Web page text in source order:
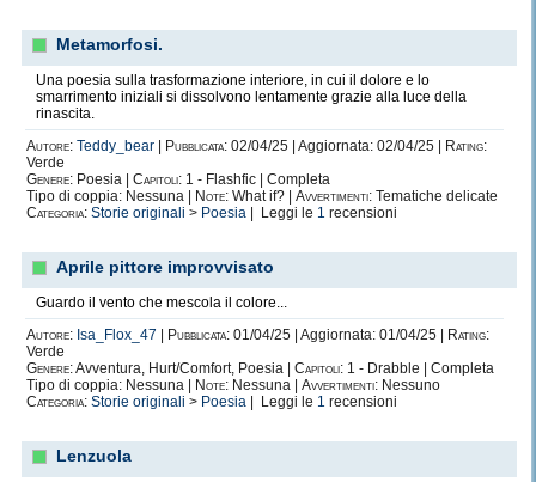
Metamorfosi.
Una poesia sulla trasformazione interiore, in cui il dolore e lo
smarrimento iniziali si dissolvono lentamente grazie alla luce della
rinascita.
Autore: Teddy_bear Pubblicata: 02/04/25 | Aggiornata: 02/04/25 |
Rating:
Verde
Genere: Poesia | Capitoli: 1 - Flashfic | Completa
Tipo di coppia: Nessuna |
Note: What if? | Avvertimenti: Tematiche delicate
Categoria: Storie originali > Poesia | Leggi le 1 recensioni
Aprile pittore improvvisato
Guardo il vento che mescola il colore...
Autore: Isa_Flox_47 Pubblicata: 01/04/25 | Aggiornata: 01/04/25 |
Rating:
Verde
Genere:Avventura, Hurt/Comfort, Poesia | Capitoli: 1 - Drabble | Completa
Tipo di coppia: Nessuna |
Note: Nessuna | Avvertimenti: Nessuno
Categoria: Storie originali > Poesia | Leggi le 1 recensioni
Lenzuola